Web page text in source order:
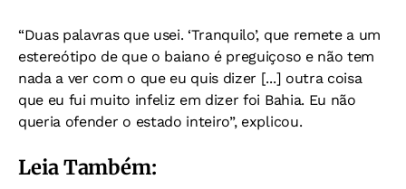
“Duas palavras que usei. ‘Tranquilo’, que remete a um
estereótipo de que o baiano é preguiçoso e não tem
nada a ver com o que eu quis dizer [...] outra coisa
que eu fui muito infeliz em dizer foi Bahia. Eu não
queria ofender o estado inteiro”, explicou.
Leia Também: